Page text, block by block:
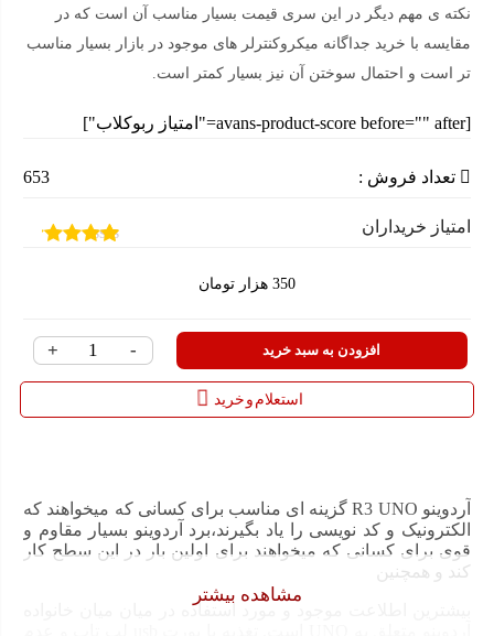
نکته ی مهم دیگر در این سری قیمت بسیار مناسب آن است که در
مقایسه با خرید جداگانه میکروکنترلر های موجود در بازار بسیار مناسب
تر است و احتمال سوختن آن نیز بسیار کمتر است.
[avans-product-score before="" after="امتیاز ربوکلاب"]
تعداد فروش : 653
امتیاز خریداران
-
آردوینو
R3
+ افزودن به سبد خرید
350 هزار تومان
استعلام و خرید
آردوینو R3 UNO گزینه ای مناسب برای کسانی که میخواهند که
الکترونیک و کد نویسی را یاد بگیرند،برد آردوینو بسیار مقاوم و
قوی برای کسانی که میخواهند برای اولین بار در این سطح کار
کند و همچنین
بیشترین اطلاعت موجود و مورد استفاده در میان میان خانواده
مشاهده بیشتر